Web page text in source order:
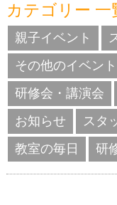
カテゴリー 一
親子イベント
その他のイベント
研修会・講演会
お知らせ
スタ
教室の毎日
研